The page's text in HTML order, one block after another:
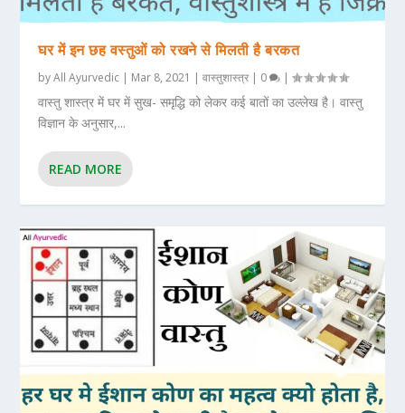
घर में इन छह वस्तुओं को रखने से मिलती है बरकत
byAll Ayurvedic | Mar 8, 2021 |वास्तुशास्त्र | 0 |
वास्तु शास्त्र में घर में सुख- समृद्धि को लेकर कई बातों का उल्लेख है। वास्तु
विज्ञान के अनुसार,...
READ MORE